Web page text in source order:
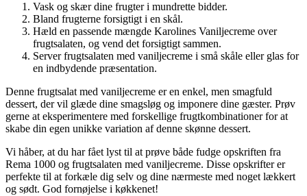
Vask og skær dine frugter i mundrette bidder.
Bland frugterne forsigtigt i en skål.
Hæld en passende mængde Karolines Vaniljecreme over
frugtsalaten, og vend det forsigtigt sammen.
Server frugtsalaten med vaniljecreme i små skåle eller glas for
en indbydende præsentation.
Denne frugtsalat med vaniljecreme er en enkel, men smagfuld
dessert, der vil glæde dine smagsløg og imponere dine gæster. Prøv
gerne at eksperimentere med forskellige frugtkombinationer for at
skabe din egen unikke variation af denne skønne dessert.
Vi håber, at du har fået lyst til at prøve både fudge opskriften fra
Rema 1000 og frugtsalaten med vaniljecreme. Disse opskrifter er
perfekte til at forkæle dig selv og dine nærmeste med noget lækkert
og sødt. God fornøjelse i køkkenet!